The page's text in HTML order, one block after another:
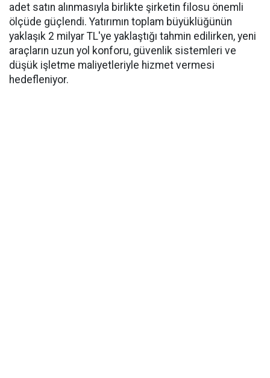
adet satın alınmasıyla birlikte şirketin filosu önemli
ölçüde güçlendi. Yatırımın toplam büyüklüğünün
yaklaşık 2 milyar TL'ye yaklaştığı tahmin edilirken, yeni
araçların uzun yol konforu, güvenlik sistemleri ve
düşük işletme maliyetleriyle hizmet vermesi
hedefleniyor.